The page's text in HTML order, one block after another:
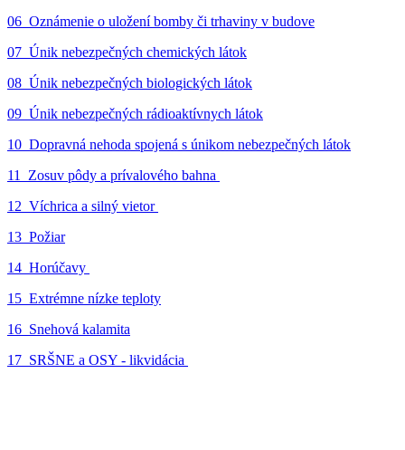
06_Oznámenie o uložení bomby či trhaviny v budove
07_Únik nebezpečných chemických látok
08_Únik nebezpečných biologických látok
09_Únik nebezpečných rádioaktívnych látok
10_Dopravná nehoda spojená s únikom nebezpečných látok
11_Zosuv pôdy a prívalového bahna
12_Víchrica a silný vietor
13_Požiar
14_Horúčavy
15_Extrémne nízke teploty
16_Snehová kalamita
17_SRŠNE a OSY - likvidácia